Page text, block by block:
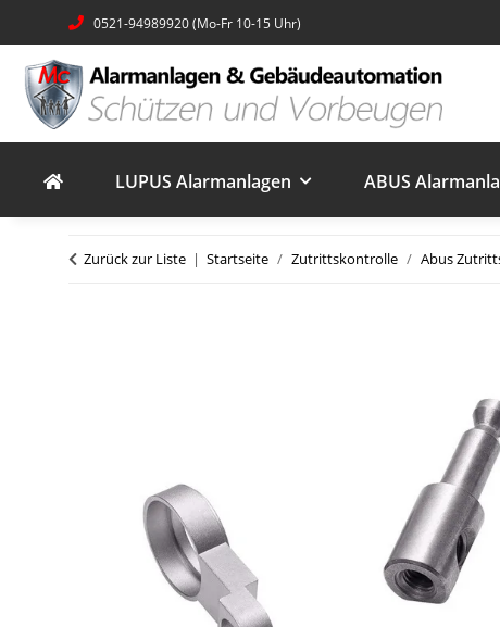
0521-94989920 (Mo-Fr 10-15 Uhr)
LUPUS Alarmanlagen ABUS
Zurück zur Liste Startseite Zutrittskontrolle Abus